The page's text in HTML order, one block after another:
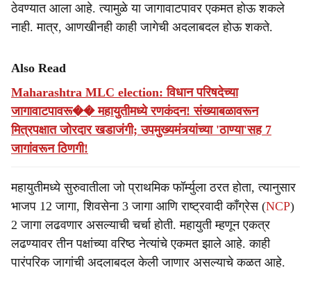
ठेवण्यात आला आहे. त्यामुळे या जागावाटपावर एकमत होऊ शकले
नाही. मात्र, आणखीनही काही जागेची अदलाबदल होऊ शकते.
Also Read
Maharashtra MLC election: विधान परिषदेच्या
जागावाटपावरू�� महायुतीमध्ये रणकंदन! संख्याबळावरून
मित्रपक्षात जोरदार खडाजंगी; उपमुख्यमंत्र्यांच्या 'ठाण्या'सह 7
जागांवरून ठिणगी!
महायुतीमध्ये सुरुवातीला जो प्राथमिक फॉर्म्युला ठरत होता, त्यानुसार
भाजप 12 जागा, शिवसेना 3 जागा आणि राष्ट्रवादी काँग्रेस (NCP)
2 जागा लढवणार असल्याची चर्चा होती. महायुती म्हणून एकत्र
लढण्यावर तीन पक्षांच्या वरिष्ठ नेत्यांचे एकमत झाले आहे. काही
पारंपरिक जागांची अदलाबदल केली जाणार असल्याचे कळत आहे.